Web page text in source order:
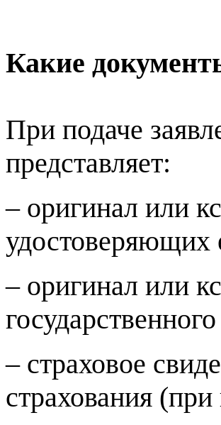
Какие
При подаче
представляет:
– оригинал или
удостоверяющих
– оригинал или
– страховое
страхования